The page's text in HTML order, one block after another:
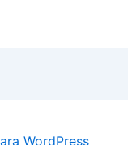
WordPress